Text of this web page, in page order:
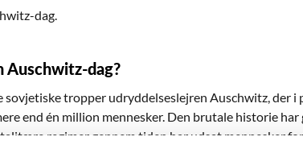
dag.
Auschwitz-dag?
sovjetiske tropper udryddelseslejren Auschwitz, der i
end én million mennesker. Den brutale historie
regimer gennem tiden har udsat mennesker